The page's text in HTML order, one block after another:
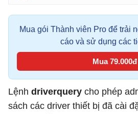
Mua gói Thành viên Pro để trải
cáo và sử dụng các
Mua 79.000đ
Lệnh driverquery cho phép
sách các driver thiết bị đã cài